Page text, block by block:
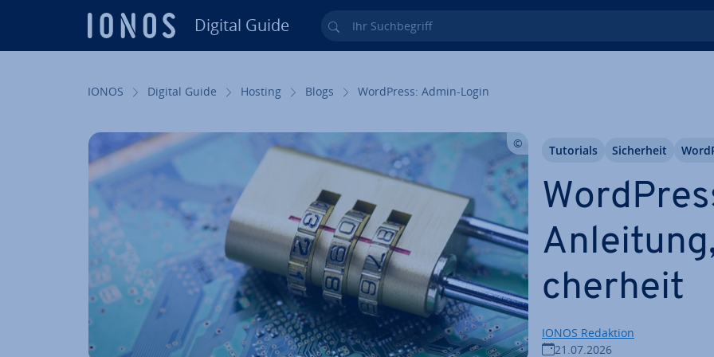
Digital Guide Ihr Such­be­griff
IONOS Digital Guide Hosting Blogs WordPress: Admin-Login
cher­heit
IONOS Redaktion
21.07.2026
Tutorials Si­cher­heit